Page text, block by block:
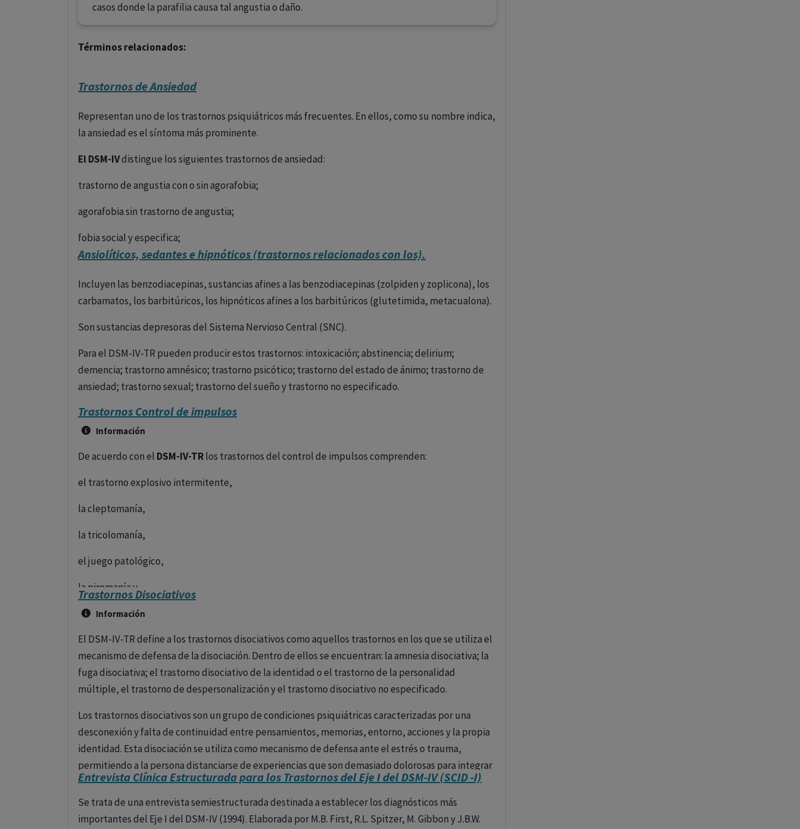
casos donde la parafilia causa tal angustia o daño.
Términos relacionados:
Trastornos de Ansiedad
Representan uno de los trastornos psiquiátricos más frecuentes. En ellos, como su nombre indica,
la ansiedad es el síntoma más prominente.
El DSM-IVdistingue los siguientes trastornos de ansiedad:
trastorno de angustia con o sin agorafobia;
agorafobia sin trastorno de angustia;
fobia social y especifica;
trastorno obsesivo-compulsivo;
trastorno por estrés postraumático;
trastorno de ansiedad debido a una enfermedad médica;
trastorno de ansiedad inducido por sustancias;
trastorno mixto ansioso-depresivo y
de ansiedad fóbica y trastornos de ansiedad sin especificación);
trastorno obsesivo-compulsivo (con predominio de pensamientos, con predominio de actos, con
predominio de obsesiones y actos, otros trastornos obsesivos y trastornos obsesivos sin
Las reacciones a estrés graves y
somatomorfos y otros trastornos neuróticos.
Ansiolíticos, sedantes e hipnóticos (trastornos relacionados con los).
Incluyen las benzodiacepinas, sustancias afines a las benzodiacepinas (zolpiden y zoplicona), los
carbamatos, los barbitúricos, los hipnóticos afines a los barbitúricos (glutetimida, metacualona).
Son sustancias depresoras del Sistema Nervioso Central (SNC).
Para el DSM-IV-TR pueden producir estos trastornos: intoxicación; abstinencia; delirium;
demencia; trastorno amnésico; trastorno psicótico; trastorno del estado de ánimo; trastorno de
ansiedad; trastorno sexual; trastorno del sueño y trastorno no especificado.
Trastornos Control de impulsos
Información
De acuerdo con el DSM-IV-TRlos trastornos del control de impulsos comprenden:
el trastorno explosivo intermitente,
la cleptomanía,
la tricolomanía,
el juego patológico,
la piromanía y
otros trastornos.
Los trastornos del control de impulsos se caracterizan por la dificultad en resistir el impulso a
realizar un acto perjudicial para sí mismo o para los demás.Los trastornos del control de impulsos
son un grupo de condiciones psiquiátricas en las que una persona tiene dificultades para resistir
la urgencia de realizar actos que podrían ser dañinos para ellos mismos o para otros.
Estos trastornos pueden afectar significativamente la vida social, laboral y personal de un
individuo. Aquí algunos de los más comunes:
Trastorno explosivo intermitente
: Caracterizado por episodios de agresión desproporcionada a
la situación o provocación. Las personas con este trastorno pueden tener explosiones verbales o
Cleptomanía: La incapacidad de resistirse al impulso de robar objetos que usualmente no son
Trastornos Disociativos
Información
El DSM-IV-TR define a los trastornos disociativos como aquellos trastornos en los que se utiliza el
mecanismo de defensa de la disociación. Dentro de ellos se encuentran: la amnesia disociativa; la
fuga disociativa; el trastorno disociativo de la identidad o el trastorno de la personalidad
múltiple, el trastorno de despersonalización y el trastorno disociativo no especificado.
Los trastornos disociativos son un grupo de condiciones psiquiátricas caracterizadas por una
desconexión y falta de continuidad entre pensamientos, memorias, entorno, acciones y la propia
identidad. Esta disociación se utiliza como mecanismo de defensa ante el estrés o trauma,
permitiendo a la persona distanciarse de experiencias que son demasiado dolorosas para integrar
con su conciencia normal. Los trastornos disociativos pueden afectar significativamente la vida
cotidiana y el funcionamiento de quien los padece.
Tipos Principales de Trastornos Disociativos
Entrevista Clínica Estructurada para los Trastornos del Eje I del DSM-IV (SCID -I)
Se trata de una entrevista semiestructurada destinada a establecer los diagnósticos más
importantes del Eje I del DSM-IV (1994). Elaborada por M.B. First, R.L. Spitzer, M. Gibbon y J.B.W.